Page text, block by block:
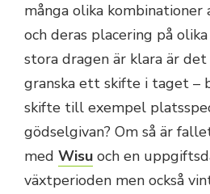
många olika kombinationer
och deras placering på
stora dragen är klara är
granska ett skifte i taget –
skifte till exempel
gödselgivan? Om så är
med Wisu och en
växtperioden men också